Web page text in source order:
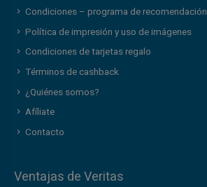
Condiciones – programa de recomendación
Política de impresión y uso de imágenes
Condiciones de tarjetas regalo
Términos de cashback
¿Quiénes somos?
Afíliate
Contacto
Ventajas de Veritas